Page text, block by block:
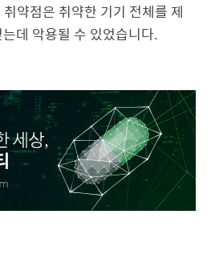
취약점은 취약한 기기 전체를 제
데 악용될 수 있었습니다.